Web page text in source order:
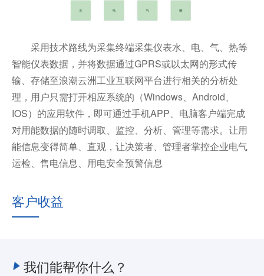
采用技术路线为采集终端采集仪表水、电、气、热等
智能仪表数据，并将数据通过GPRS或以太网的形式传
输、存储至浪潮云洲工业互联网平台进行相关的分析处
理，用户只需打开相应系统的（Windows、Android、
IOS）的应用软件，即可通过手机APP、电脑客户端完成
对用能数据的随时调取、监控、分析、管理等需求。让用
能信息变得简单、直观，让决策者、管理者掌控企业电气
运检、售电信息、用电安全预警信息
客户收益
我们能帮你什么？